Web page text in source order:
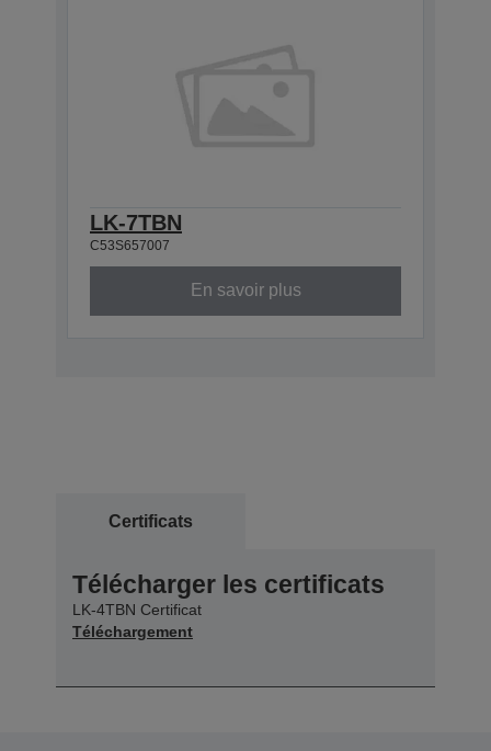
LK-7TBN
C53S657007
En savoir plus
Certificats
Télécharger les certificats
LK-4TBN Certificat
Téléchargement